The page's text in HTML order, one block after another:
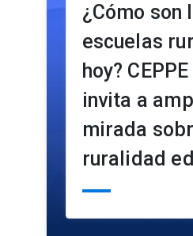
¿Cómo son
escuelas
hoy?
invita a
mirada
ruralidad